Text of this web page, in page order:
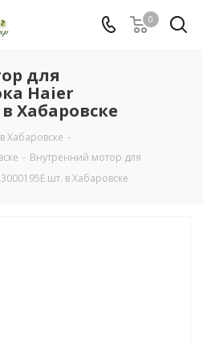
0
для
Haier
в Хабаровске
Хабаровске -
- Внутренний мотор для
шт. в Хабаровске